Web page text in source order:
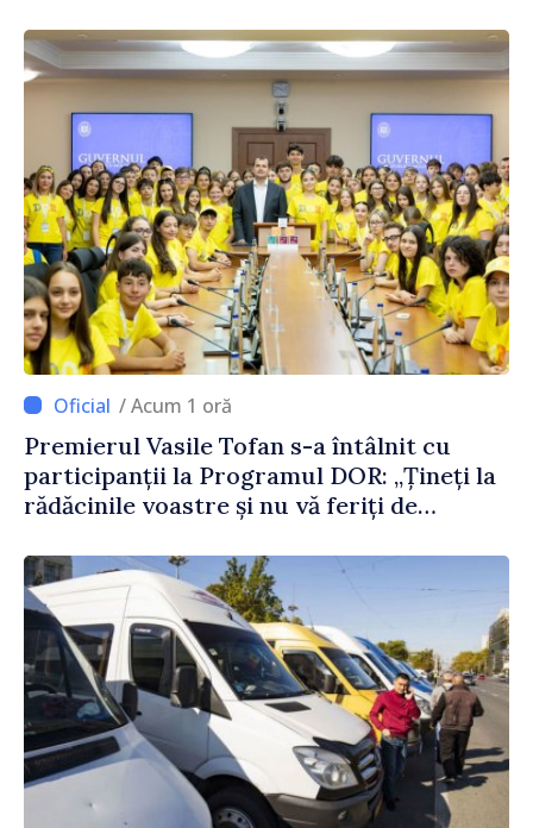
/ Acum 1 oră
Premierul Vasile Tofan s-a întâlnit cu
participanții la Programul DOR: „Țineți la
rădăcinile voastre și nu vă feriți de
reuși”